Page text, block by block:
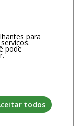
Voltar ao topo
Tecnologia da
para
pode
todos